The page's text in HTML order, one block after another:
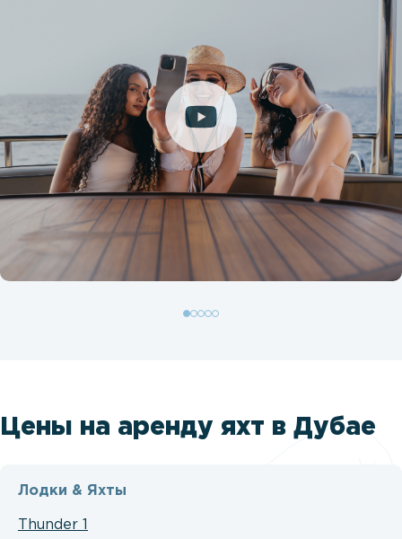
Цены на аренду яхт в Дубае
Лодки & Яхты
Thunder 1